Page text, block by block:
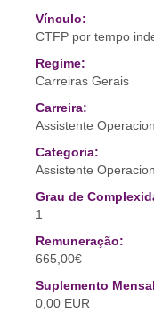
Vínculo:
CTFP por tempo
Regime:
Carreiras Gerais
Carreira:
Assistente
Categoria:
Assistente
Grau de
1
Remuneração:
665,00€
Suplemento
0,00 EUR